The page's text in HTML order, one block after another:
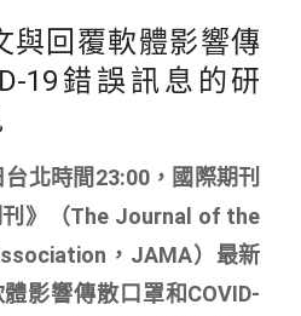
與回覆軟體影響傳
19錯誤訊息的研
北時間23:00，國際期刊
刊》（The Journal of the
，JAMA）最新
影響傳散口罩和COVID-